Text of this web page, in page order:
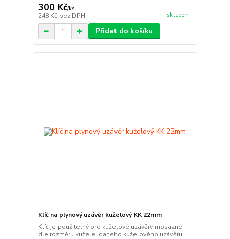
300 Kč/ks
248 Kč bez DPH skladem
Přidat do košíku
Klíč na plynový uzávěr kuželový KK 22mm
Klíč je použitelný pro kuželové uzávěry mosazné,
dle rozměru kužele daného kuželového uzávěru.